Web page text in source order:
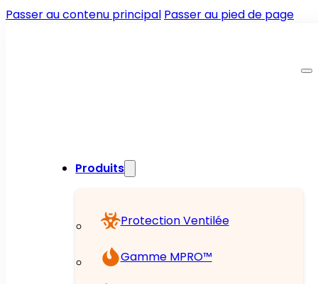
Passer au contenu principal Passer au pied de page
Produits
Protection Ventilée
Gamme MPRO™